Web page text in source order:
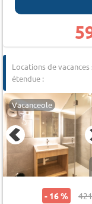
Locations de
étendue :
Vacanceole
- 16 %